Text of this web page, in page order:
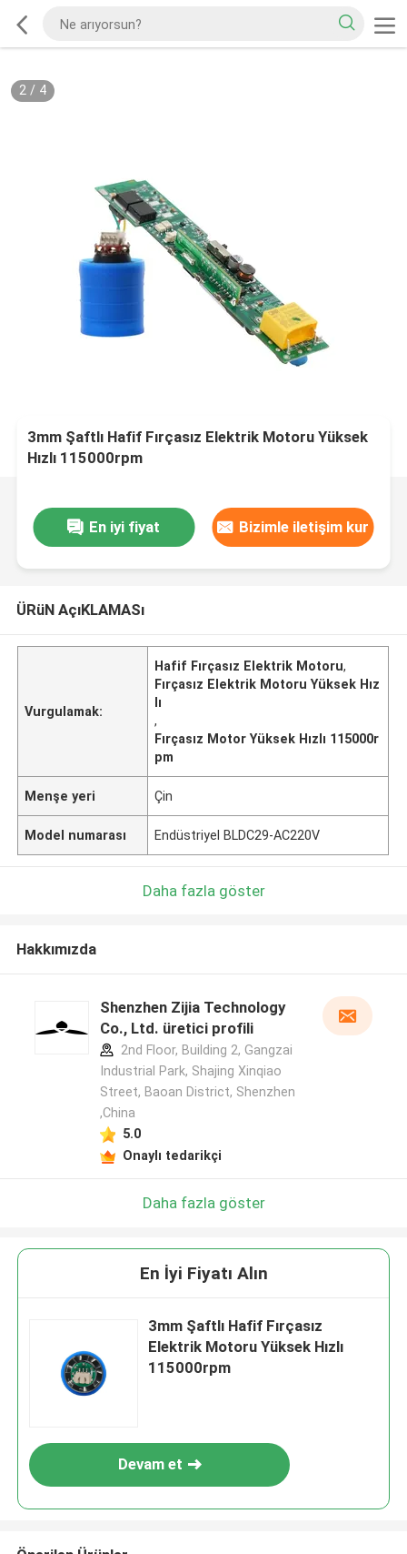
2/ 4
3mm Şaftlı Hafif Fırçasız Elektrik Motoru Yüksek
Hızlı 115000rpm
En iyi fiyat Bizimle iletişim kur
ÜRüN AçıKLAMASı
Vurgulamak:
Hafif Fırçasız Elektrik Motoru,
Fırçasız Elektrik Motoru Yüksek Hız
lı
,
Fırçasız Motor Yüksek Hızlı 115000r
pm
Menşe yeri Çin
Model numarası Endüstriyel BLDC29-AC220V
Daha fazla göster
Hakkımızda
Shenzhen Zijia Technology
Co., Ltd. üretici profili
2nd Floor, Building 2, Gangzai
Industrial Park, Shajing Xinqiao
Street, Baoan District, Shenzhen
,China
5.0
Onaylı tedarikçi
Daha fazla göster
En İyi Fiyatı Alın
3mm Şaftlı Hafif Fırçasız
Elektrik Motoru Yüksek Hızlı
115000rpm
Devam et